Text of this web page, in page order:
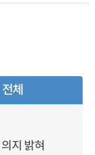
전체
지 밝혀